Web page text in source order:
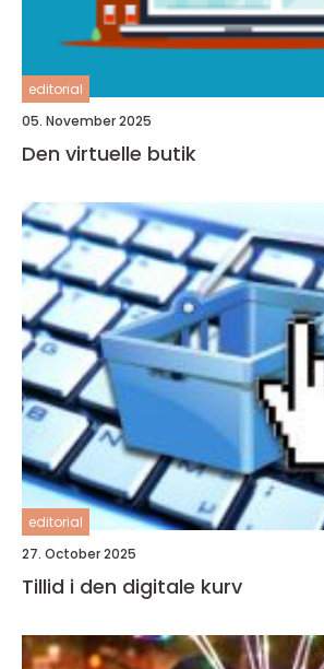
editorial
05. November 2025
Den virtuelle butik
editorial
27. October 2025
Tillid i den digitale kurv